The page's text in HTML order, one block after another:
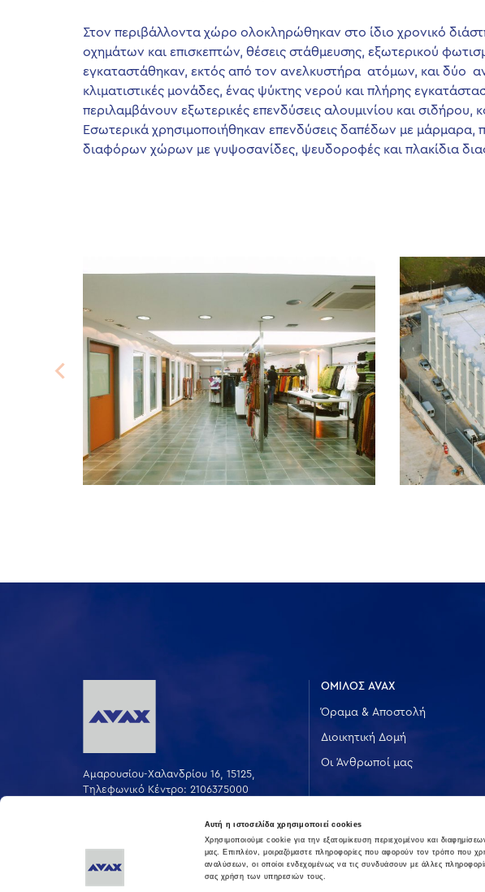
Αυτή η ιστοσελίδα χρησιμοποιεί cookies
Χρησιμοποιούμε cookie για την εξατομίκευση περιεχομένου και
μας. Επιπλέον, μοιραζόμαστε πληροφορίες που αφορούν τον τρόπο που
αναλύσεων, οι οποίοι ενδεχομένως να τις συνδυάσουν με άλλες
σας χρήση των υπηρεσιών τους.
Στον περιβάλλοντα χώρο ολοκληρώθηκαν στο ίδιο χρονικό
οχημάτων και επισκεπτών, θέσεις στάθμευσης, εξωτερικού
εγκαταστάθηκαν, εκτός από τον ανελκυστήρα ατόμων, και δύο
κλιματιστικές μονάδες, ένας ψύκτης νερού και πλήρης
περιλαμβάνουν εξωτερικές επενδύσεις αλουμινίου και
Εσωτερικά χρησιμοποιήθηκαν επενδύσεις δαπέδων με μάρμαρα,
διαφόρων χώρων με γυψοσανίδες, ψευδοροφές και πλακίδια
Αμαρουσίου-Χαλανδρίου 16, 15125,
Τηλεφωνικό Κέντρο: 2106375000
ΟΜΙΛΟΣ AVAX
Όραμα & Αποστολή
Διοικητική Δομή
Οι Άνθρωποί μας